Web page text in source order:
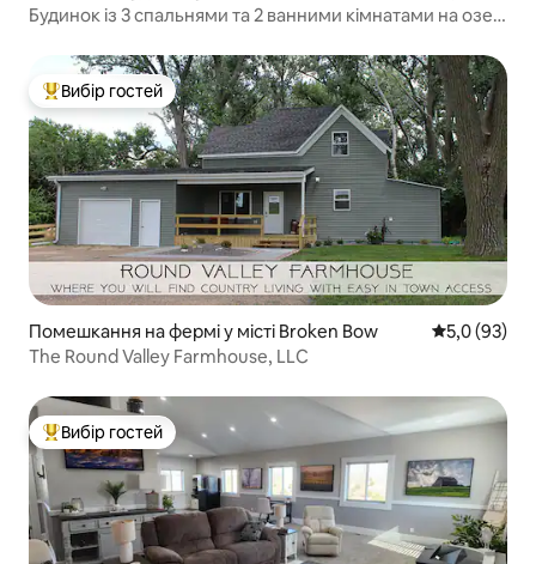
Будинок із 3 спальнями та 2 ванними кімнатами на озері
Топ вибір гостей
Вибір гостей
Помешкання на фермі у місті Broken Bow Середня
5,0 (93)
The Round Valley Farmhouse, LLC
Топ вибір гостей
Вибір гостей